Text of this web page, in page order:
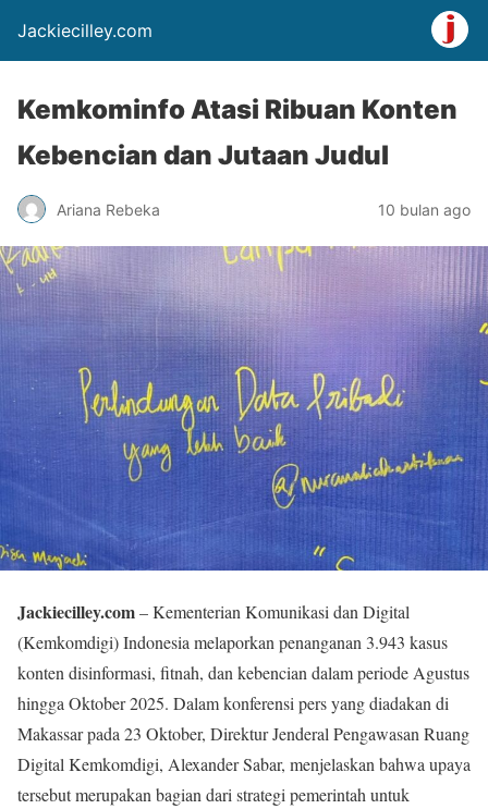
Jackiecilley.com
Kemkominfo Atasi Ribuan Konten
Kebencian dan Jutaan Judul
Ariana Rebeka 10 bulan ago
Jackiecilley.com– Kementerian Komunikasi dan Digital
(Kemkomdigi) Indonesia melaporkan penanganan 3.943 kasus
konten disinformasi, fitnah, dan kebencian dalam periode Agustus
hingga Oktober 2025. Dalam konferensi pers yang diadakan di
Makassar pada 23 Oktober, Direktur Jenderal Pengawasan Ruang
Digital Kemkomdigi, Alexander Sabar, menjelaskan bahwa upaya
tersebut merupakan bagian dari strategi pemerintah untuk